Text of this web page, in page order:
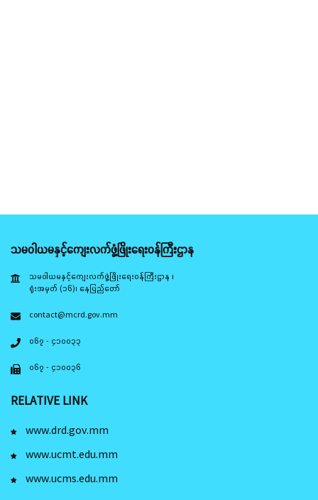
သမဝါယမနှင့်ကျေးလက်ဖွံ့ဖြိုးရေးဝန်ကြီးဌာန
သမဝါယမနှင့်ကျေးလက်ဖွံ့ဖြိုးရေးဝန်ကြီးဌာန ၊
ရုံးအမှတ် (၁၆)၊ နေပြည်တော်
contact@mcrd.gov.mm
၀၆၇ - ၄၁၀၀၃၃
၀၆၇ - ၄၁၀၀၃၆
RELATIVE LINK
www.drd.gov.mm
www.ucmt.edu.mm
www.ucms.edu.mm